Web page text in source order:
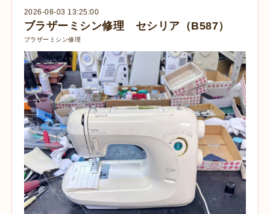
2026-08-03 13:25:00
ブラザーミシン修理 セシリア（B587）
ブラザーミシン修理